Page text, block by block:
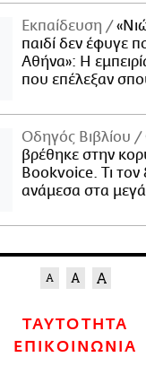
Εκπαίδευση
παιδί δεν έφυγε
Αθήνα»: Η
που επέλεξαν
Οδηγός Βιβλίου
βρέθηκε στην
Bookvoice. Τι τον
ανάμεσα στα
ΤΑΥΤΟΤΗΤΑ
ΕΠΙΚΟΙΝΩΝΙΑ